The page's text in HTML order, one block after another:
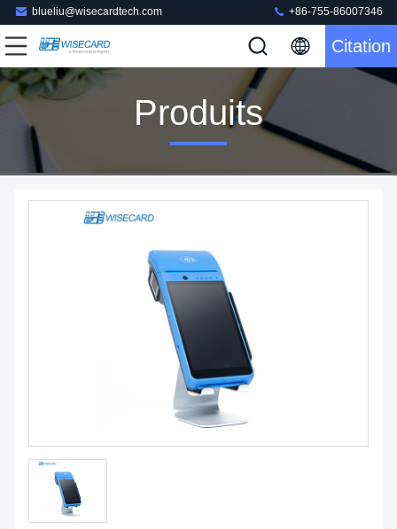
blueliu@wisecardtech.com +86-755-86007346
Citation
Produits